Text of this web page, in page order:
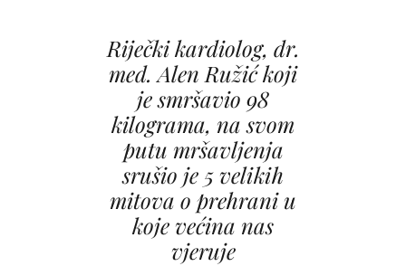
Riječki kardiolog, dr.
med. Alen Ružić koji
je smršavio 98
kilograma, na svom
putu mršavljenja
srušio je 5 velikih
mitova o prehrani u
koje većina nas
vjeruje